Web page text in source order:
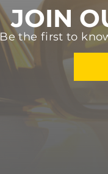
JOIN
Be the first to